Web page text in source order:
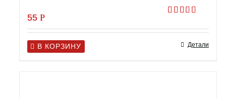
5.00из 5
55 Р
В КОРЗИНУ Детали